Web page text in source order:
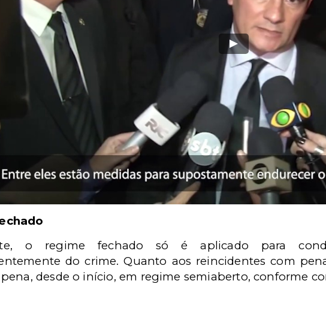
o regime fechado só é aplicado para
do crime. Quanto aos reincidentes com
desde o início, em regime semiaberto, conforme